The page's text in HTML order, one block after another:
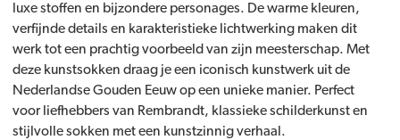
luxe stoffen en bijzondere personages. De warme kleuren,
verfijnde details en karakteristieke lichtwerking maken dit
werk tot een prachtig voorbeeld van zijn meesterschap. Met
deze kunstsokken draag je een iconisch kunstwerk uit de
Nederlandse Gouden Eeuw op een unieke manier. Perfect
voor liefhebbers van Rembrandt, klassieke schilderkunst en
stijlvolle sokken met een kunstzinnig verhaal.